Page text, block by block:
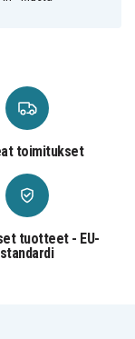
toimitukset
tuotteet - EU-
standardi